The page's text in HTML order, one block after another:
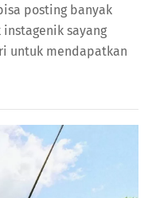
posting banyak
sayang
untuk mendapatkan